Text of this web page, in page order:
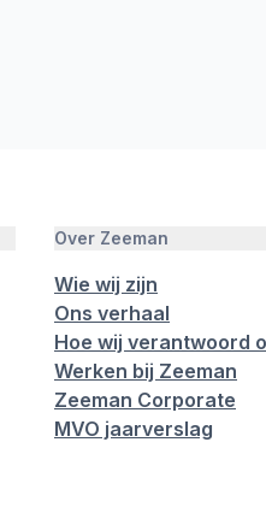
Over Zeeman
Wie wij zijn
Ons verhaal
Hoe wij verantwoord
Werken bij Zeeman
Zeeman Corporate
MVO jaarverslag